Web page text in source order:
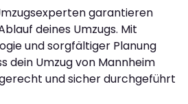
garantieren
deines Umzugs. Mit
und sorgfältiger Planung
dein Umzug von Mannheim
und sicher durchgeführt